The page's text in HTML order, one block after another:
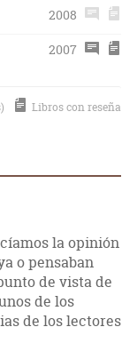
2008
2007
Libros con reseña
la opinión
o pensaban
de vista de
de los
de los lectores